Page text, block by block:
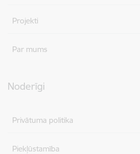
Projekti
Par mums
Noderīgi
Privātuma politika
Piekļūstamība